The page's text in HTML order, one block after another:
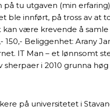
tu utgaven (min
innført, på tross av at
være krevende å
Beliggenhet: Arany
IT Man – et lønnsomt
i 2010 grunna høg
på universitetet i